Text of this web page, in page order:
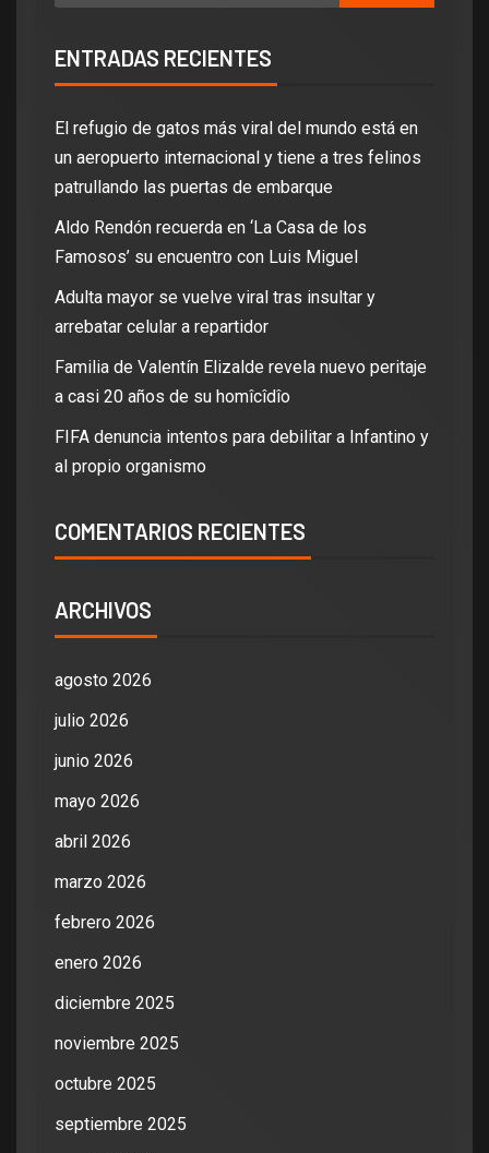
ENTRADAS RECIENTES
El refugio de gatos más viral del mundo está en
un aeropuerto internacional y tiene a tres felinos
patrullando las puertas de embarque
Aldo Rendón recuerda en ‘La Casa de los
Famosos’ su encuentro con Luis Miguel
Adulta mayor se vuelve viral tras insultar y
arrebatar celular a repartidor
Familia de Valentín Elizalde revela nuevo peritaje
a casi 20 años de su homîcîdîo
FIFA denuncia intentos para debilitar a Infantino y
al propio organismo
COMENTARIOS RECIENTES
ARCHIVOS
agosto 2026
julio 2026
junio 2026
mayo 2026
abril 2026
marzo 2026
febrero 2026
enero 2026
diciembre 2025
noviembre 2025
octubre 2025
septiembre 2025